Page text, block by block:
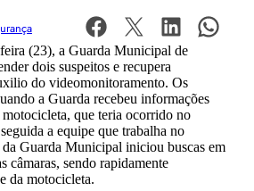
(23), a Guarda Municipal de
dois suspeitos e recupera
do videomonitoramento. Os
a Guarda recebeu informações
que teria ocorrido no
a equipe que trabalha no
Guarda Municipal iniciou buscas em
câmaras, sendo rapidamente
da motocicleta.